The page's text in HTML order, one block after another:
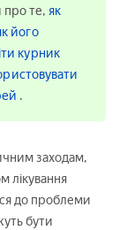
про те, як
його
курник
.
заходам,
лікування
до проблеми
бути